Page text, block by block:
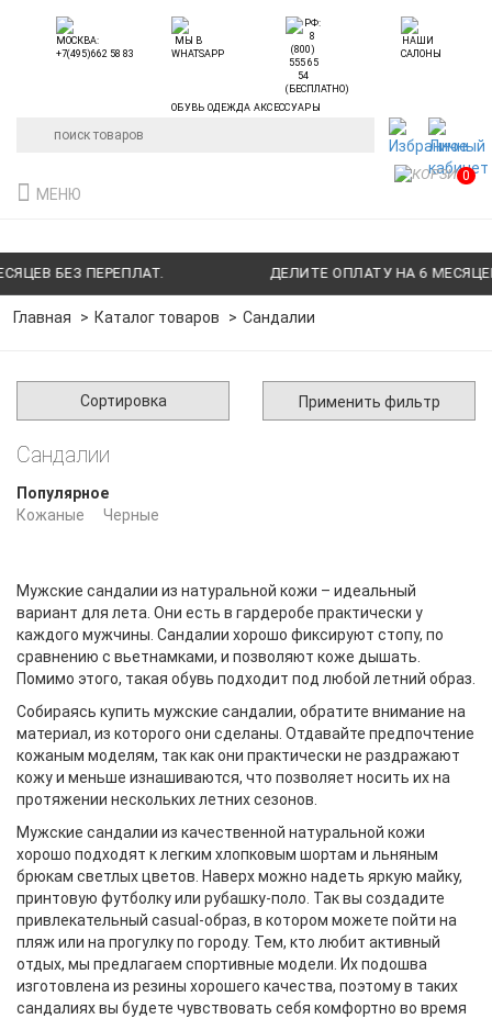
БЕЗ ПЕРЕПЛАТ. ДЕЛИТЕ ОПЛАТУ НА 6 МЕСЯЦЕВ
ОБУВЬ ОДЕЖДА АКСЕССУАРЫ
МЕНЮ
0
Главная Каталог товаров Сандалии
Сортировка Применить фильтр
Популярное
Кожаные
Черные
Сандалии
Мужские сандалии из натуральной кожи – идеальный
вариант для лета. Они есть в гардеробе практически у
каждого мужчины. Сандалии хорошо фиксируют стопу, по
сравнению с вьетнамками, и позволяют коже дышать.
Помимо этого, такая обувь подходит под любой летний образ.
Собираясь купить мужские сандалии, обратите внимание на
материал, из которого они сделаны. Отдавайте предпочтение
кожаным моделям, так как они практически не раздражают
кожу и меньше изнашиваются, что позволяет носить их на
протяжении нескольких летних сезонов.
Мужские сандалии из качественной натуральной кожи
хорошо подходят к легким хлопковым шортам и льняным
брюкам светлых цветов. Наверх можно надеть яркую майку,
принтовую футболку или рубашку-поло. Так вы создадите
привлекательный casual-образ, в котором можете пойти на
пляж или на прогулку по городу. Тем, кто любит активный
отдых, мы предлагаем спортивные модели. Их подошва
изготовлена из резины хорошего качества, поэтому в таких
сандалиях вы будете чувствовать себя комфортно во время